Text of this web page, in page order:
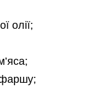
олії;
фаршу;